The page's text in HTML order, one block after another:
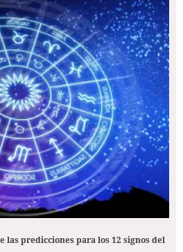
las predicciones para los 12 signos del